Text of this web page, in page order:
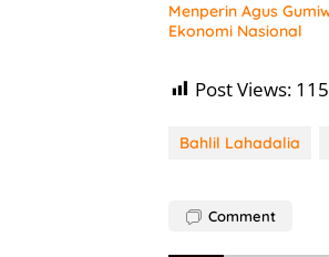
Menperin Agus
Ekonomi Nasional
Post Views: 115
Bahlil Lahadalia
Comment